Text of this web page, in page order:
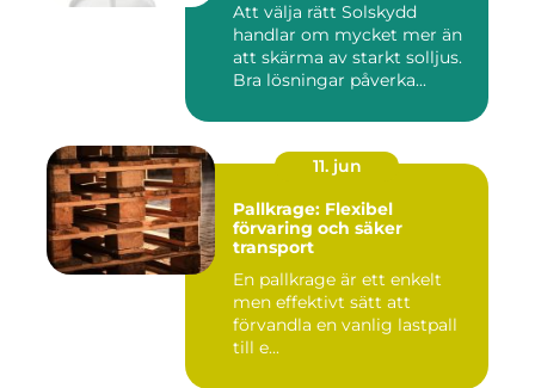
Att välja rätt Solskydd
handlar om mycket mer än
att skärma av starkt solljus.
Bra lösningar påverka...
11. jun
Pallkrage: Flexibel
förvaring och säker
transport
En pallkrage är ett enkelt
men effektivt sätt att
förvandla en vanlig lastpall
till e...